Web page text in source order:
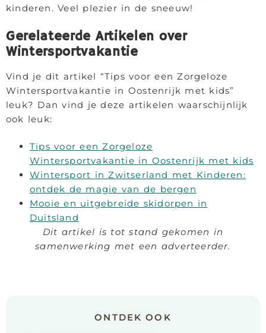
kinderen. Veel plezier in de sneeuw!
Gerelateerde Artikelen over
Wintersportvakantie
Vind je dit artikel “Tips voor een Zorgeloze
Wintersportvakantie in Oostenrijk met kids”
leuk? Dan vind je deze artikelen waarschijnlijk
ook leuk:
Tips voor een Zorgeloze
Wintersportvakantie in Oostenrijk met kids
Wintersport in Zwitserland met Kinderen:
ontdek de magie van de bergen
Mooie en uitgebreide skidorpen in
Duitsland
Dit artikel is tot stand gekomen in
samenwerking met een adverteerder.
ONTDEK OOK